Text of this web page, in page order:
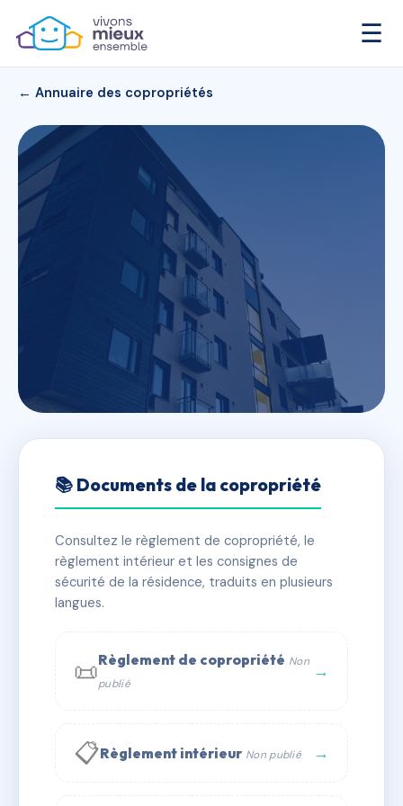
☰
← Annuaire des copropriétés
SDC 29 RUE DES HERIDEAUX
✓ Immatriculée 🏠 16 lots 🏗 1 bâtiment(s)
📞 Contacter Syndic Digital
📚 Documents de la copropriété
Consultez le règlement de copropriété, le
règlement intérieur et les consignes de
sécurité de la résidence, traduits en plusieurs
langues.
📜Règlement de copropriété Non
publié
→
📋Règlement intérieur Non publié →